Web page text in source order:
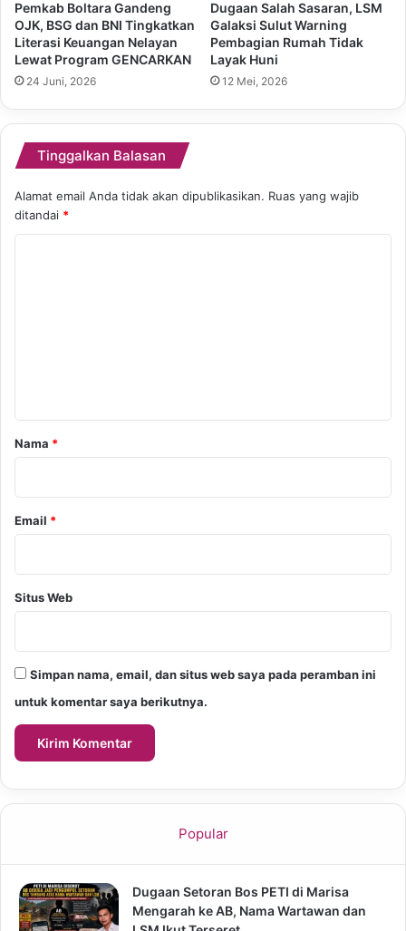
Pemkab Boltara Gandeng
OJK, BSG dan BNI Tingkatkan
Literasi Keuangan Nelayan
Lewat Program GENCARKAN
24 Juni, 2026
Dugaan Salah Sasaran, LSM
Galaksi Sulut Warning
Pembagian Rumah Tidak
Layak Huni
12 Mei, 2026
Tinggalkan Balasan
Alamat email Anda tidak akan dipublikasikan. Ruas yang wajib
ditandai *
rNama *
Email *
Situs Web
Simpan nama, email, dan situs web saya pada peramban ini
untuk komentar saya berikutnya.
Popular
Dugaan Setoran Bos PETI di Marisa
Mengarah ke AB, Nama Wartawan dan